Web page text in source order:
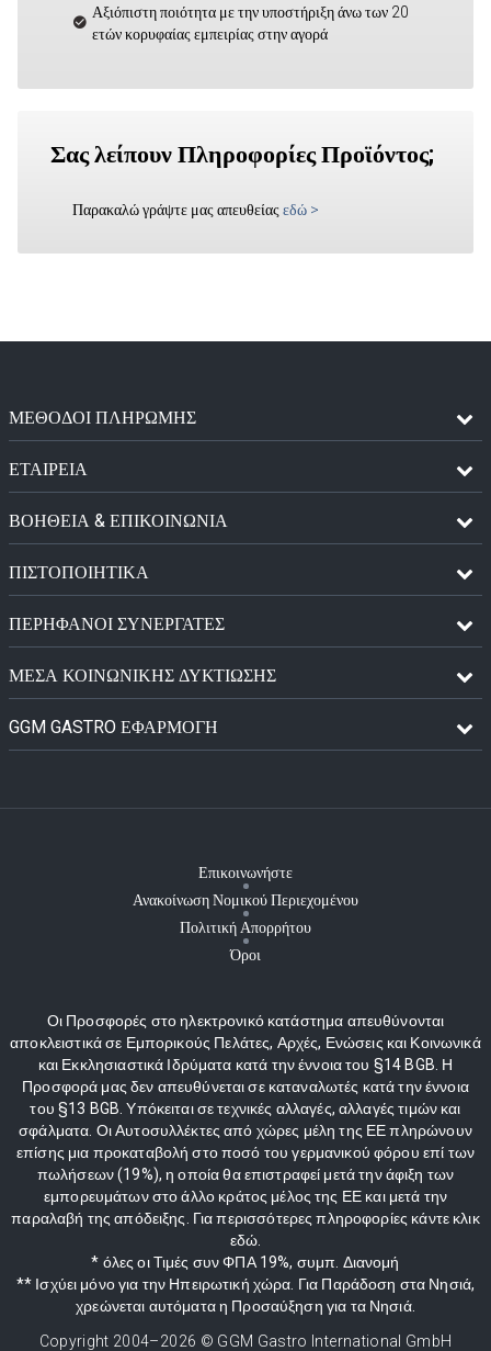
Αξιόπιστη ποιότητα με την υποστήριξη άνω των 20
ετών κορυφαίας εμπειρίας στην αγορά
Σας λείπουν Πληροφορίες Προϊόντος;
Παρακαλώ γράψτε μας απευθείας εδώ >
ΜΈΘΟΔΟΙ ΠΛΗΡΩΜΉΣ
ΕΤΑΙΡΕΙΑ
ΒΟΗΘΕΙΑ & ΕΠΙΚΟΙΝΩΝΙΑ
ΠΙΣΤΟΠΟΙΗΤΙΚΆ
ΠΕΡΉΦΑΝΟΙ ΣΥΝΕΡΓΆΤΕΣ
ΜΈΣΑ ΚΟΙΝΩΝΙΚΉΣ ΔΥΚΤΊΩΣΗΣ
GGM GASTRO ΕΦΑΡΜΟΓΉ
Επικοινωνήστε
Ανακοίνωση Νομικού Περιεχομένου
Πολιτική Απορρήτου
Όροι
Οι Προσφορές στο ηλεκτρονικό κατάστημα απευθύνονται
αποκλειστικά σε Εμπορικούς Πελάτες, Αρχές, Ενώσεις και Κοινωνικά
και Εκκλησιαστικά Ιδρύματα κατά την έννοια του §14 BGB. Η
Προσφορά μας δεν απευθύνεται σε καταναλωτές κατά την έννοια
του §13 BGB. Υπόκειται σε τεχνικές αλλαγές, αλλαγές τιμών και
σφάλματα. Οι Αυτοσυλλέκτες από χώρες μέλη της ΕΕ πληρώνουν
επίσης μια προκαταβολή στο ποσό του γερμανικού φόρου επί των
πωλήσεων (19%), η οποία θα επιστραφεί μετά την άφιξη των
εμπορευμάτων στο άλλο κράτος μέλος της ΕΕ και μετά την
παραλαβή της απόδειξης. Για περισσότερες πληροφορίες κάντε κλικ
εδώ.
* όλες οι Τιμές συν ΦΠΑ 19%, συμπ. Διανομή
** Ισχύει μόνο για την Ηπειρωτική χώρα. Για Παράδοση στα Νησιά,
χρεώνεται αυτόματα η Προσαύξηση για τα Νησιά.
Copyright 2004–2026 © GGM Gastro International GmbH